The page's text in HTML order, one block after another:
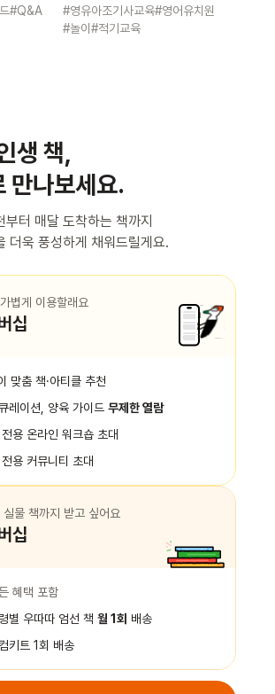
렇게
#Q&A
영유아 사교육 보고서>
#영유아조기사교육#영어유치원
#놀이 #적기교육
생 책,
만나보세요.
터 매달 도착하는 책까지
더욱 풍성하게 채워드릴게요.
볍게 이용할래요
십
맞춤 책·아티클 추천
레이션, 양육 가이드 무제한 열람
용 온라인 워크숍 초대
용 커뮤니티 초대
물 책까지 받고 싶어요
십
혜택 포함
별 우따따 엄선 책 월 1회 배송
키트 1회 배송